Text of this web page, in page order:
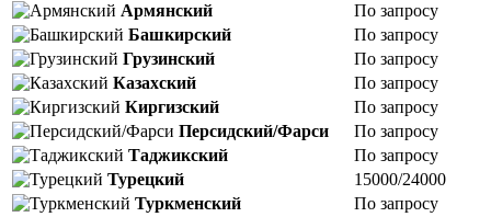
Армянский
По запросу
Башкирский
По запросу
Грузинский
По запросу
Казахский
По запросу
Киргизский
По запросу
Персидский/Фарси
По запросу
Таджикский
По запросу
Турецкий
15000/24000
Туркменский
По запросу